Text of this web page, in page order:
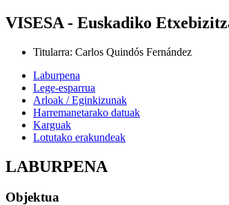
VISESA - Euskadiko
Titularra: Carlos Quindós Fernández
Laburpena
Lege-esparrua
Arloak / Eginkizunak
Harremanetarako datuak
Karguak
Lotutako erakundeak
LABURPENA
Objektua